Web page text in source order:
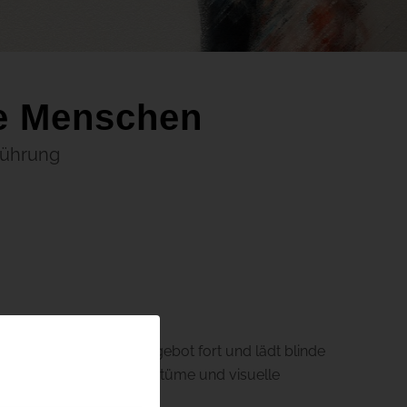
Menschen
ihr inklusives Kulturangebot fort und lädt blinde
Szenenbilder, Kostüme und visuelle